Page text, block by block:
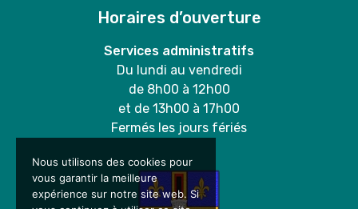
Horaires d’ouverture
Services administratifs
Du lundi au vendredi
de 8h00 à 12h00
et de 13h00 à 17h00
Fermés les jours fériés
Nous utilisons des cookies pour
vous garantir la meilleure
expérience sur notre site web. Si